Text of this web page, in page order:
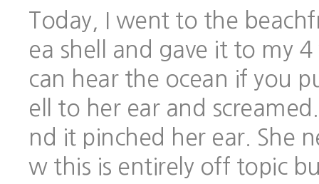
Today, I went to the
ea shell and gave it to my
can hear the ocean if you
ell to her ear and
nd it pinched her ear. She
w this is entirely off topic